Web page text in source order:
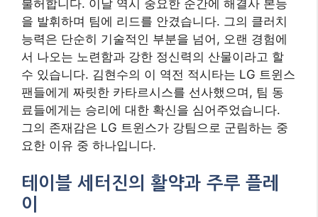
불허합니다. 이날 역시 중요한 순간에 해결사 본능
을 발휘하며 팀에 리드를 안겼습니다. 그의 클러치
능력은 단순히 기술적인 부분을 넘어, 오랜 경험에
서 나오는 노련함과 강한 정신력의 산물이라고 할
수 있습니다. 김현수의 이 역전 적시타는 LG 트윈스
팬들에게 짜릿한 카타르시스를 선사했으며, 팀 동
료들에게는 승리에 대한 확신을 심어주었습니다.
그의 존재감은 LG 트윈스가 강팀으로 군림하는 중
요한 이유 중 하나입니다.
테이블 세터진의 활약과 주루 플레
이